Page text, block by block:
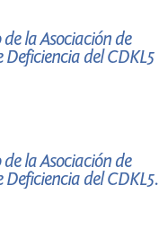
la Asociación de
del CDKL5
la Asociación de
del CDKL5.